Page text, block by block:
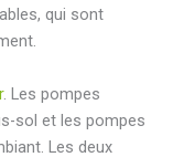
qui sont
. Les pompes
sol et les pompes
Les deux